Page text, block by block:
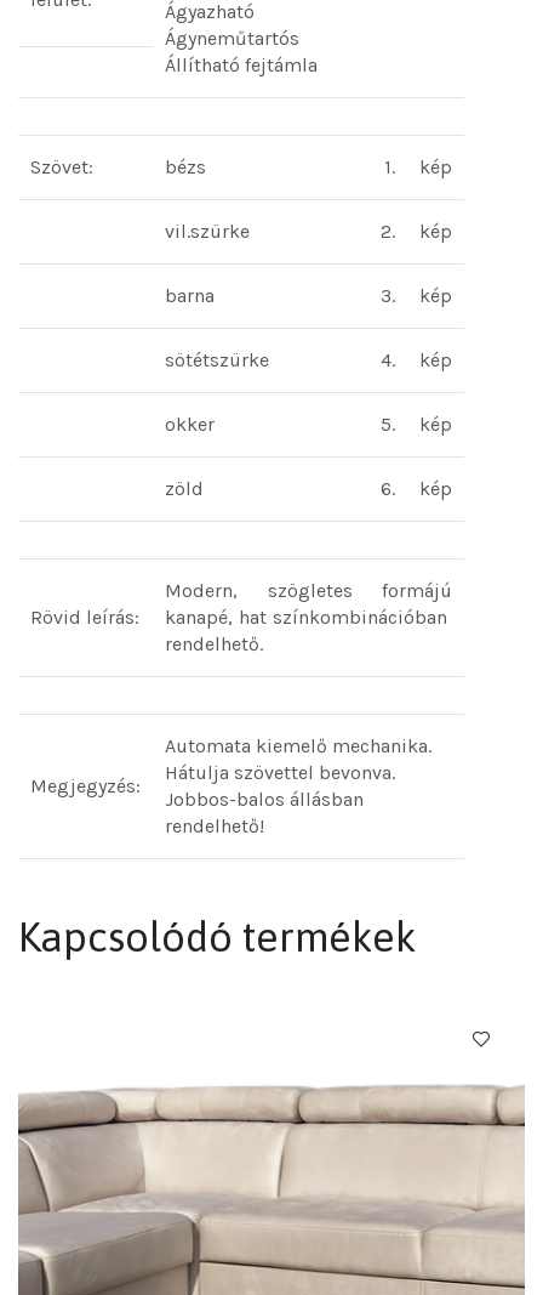
Ágyazható
Ágyneműtartós
Állítható fejtámla
Szövet: bézs 1. kép
vil.szürke 2. kép
barna 3. kép
sötétszürke 4. kép
okker 5. kép
zöld 6. kép
Rövid leírás:
Modern, szögletes formájú
kanapé, hat színkombinációban
rendelhető.
Megjegyzés:
Automata kiemelő mechanika.
Hátulja szövettel bevonva.
Jobbos-balos állásban
rendelhető!
Kapcsolódó termékek